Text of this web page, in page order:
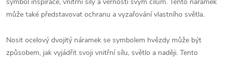
může také představovat ochranu a vyzařování vlastního světla.
Nosit ocelový dvojitý náramek se symbolem hvězdy může být
způsobem, jak vyjádřit svoji vnitřní sílu, světlo a naději. Tento